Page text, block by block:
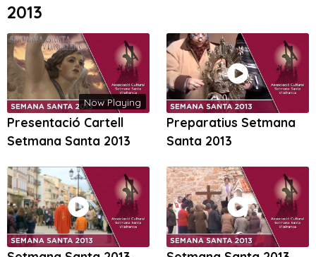
2013
Now Playing
Presentació Cartell
Setmana Santa 2013
Preparatius Setmana
Santa 2013